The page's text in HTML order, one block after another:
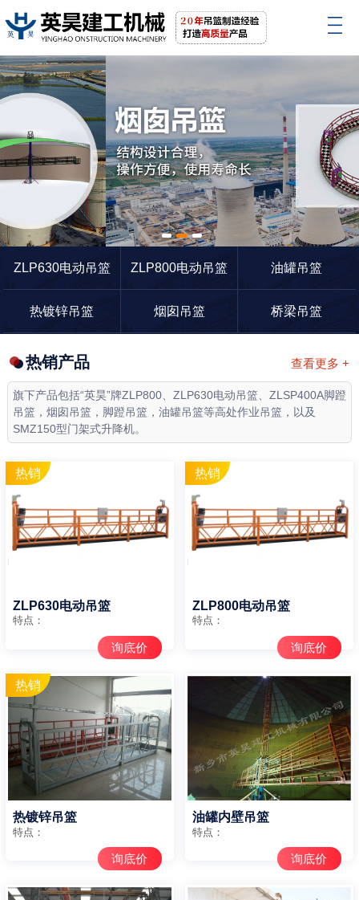
1 2
3
ZLP630电动吊篮
ZLP800电动吊篮 油罐吊篮
热镀锌吊篮 烟囱吊篮 桥梁吊篮
查看更多 +
热销产品
旗下产品包括“英昊”牌ZLP800、ZLP630电动吊篮、ZLSP400A脚蹬
吊篮，烟囱吊篮，脚蹬吊篮，油罐吊篮等高处作业吊篮，以及
SMZ150型门架式升降机。
ZLP630电动吊篮
特点：
询底价
ZLP800电动吊篮
特点：
询底价
热镀锌吊篮
特点：
询底价
油罐内壁吊篮
特点：
询底价